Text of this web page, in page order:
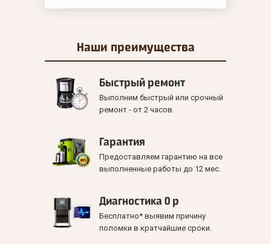
Наши преимущества
Быстрый ремонт
Выполним быстрый или срочный
ремонт - от 2 часов.
Гарантия
Предоставляем гарантию на все
выполненные работы до 12 мес.
Диагностика 0 р
Бесплатно* выявим причину
поломки в кратчайшие сроки.